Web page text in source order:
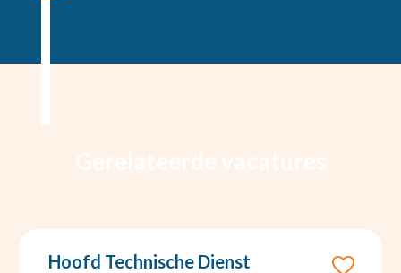
Hoofd Technische Dienst